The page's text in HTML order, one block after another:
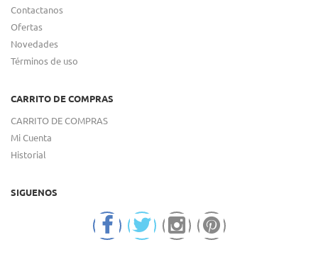
Contactanos
Ofertas
Novedades
Términos de uso
CARRITO DE COMPRAS
CARRITO DE COMPRAS
Mi Cuenta
Historial
SIGUENOS